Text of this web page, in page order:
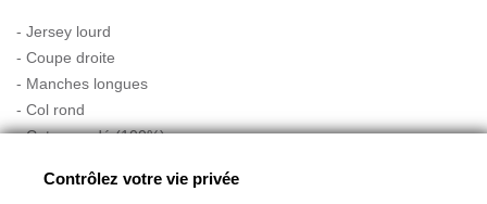
- Jersey lourd
- Coupe droite
- Manches longues
- Col rond
- Coton cardé (100%)
Contrôlez votre vie privée